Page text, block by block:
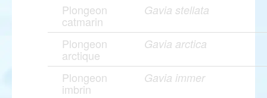
Plongeon
catmarin
Gavia stellata
Plongeon
arctique
Gavia arctica
Plongeon
imbrin
Gavia immer